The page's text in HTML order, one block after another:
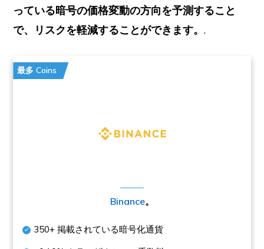
っている暗号の価格変動の方向を予測すること
で、リスクを軽減することができます。.
最多 Coins
Binance。
350+ 掲載されている暗号化通貨